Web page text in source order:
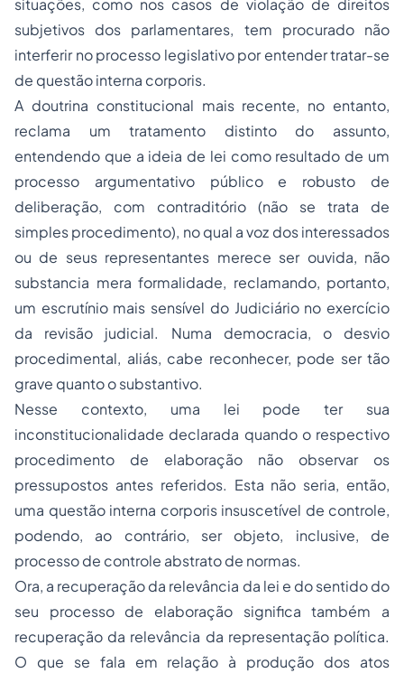
situações, como nos casos de violação de direitos
subjetivos dos parlamentares, tem procurado não
interferir no processo legislativo por entender tratar-se
de questão interna corporis.
A doutrina constitucional mais recente, no entanto,
reclama um tratamento distinto do assunto,
entendendo que a ideia de lei como resultado de um
processo argumentativo público e robusto de
deliberação, com contraditório (não se trata de
simples procedimento), no qual a voz dos interessados
ou de seus representantes merece ser ouvida, não
substancia mera formalidade, reclamando, portanto,
um escrutínio mais sensível do Judiciário no exercício
da revisão judicial. Numa democracia, o desvio
procedimental, aliás, cabe reconhecer, pode ser tão
grave quanto o substantivo.
Nesse contexto, uma lei pode ter sua
inconstitucionalidade declarada quando o respectivo
procedimento de elaboração não observar os
pressupostos antes referidos. Esta não seria, então,
uma questão interna corporis insuscetível de controle,
podendo, ao contrário, ser objeto, inclusive, de
processo de controle abstrato de normas.
Ora, a recuperação da relevância da lei e do sentido do
seu processo de elaboração significa também a
recuperação da relevância da representação política.
O que se fala em relação à produção dos atos